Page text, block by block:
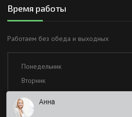
Время работы
Работаем без обеда и выходных
Понедельник
Вторник
Четверг
Анна